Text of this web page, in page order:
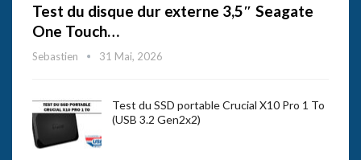
Test du disque dur externe 3,5″ Seagate
One Touch…
Sebastien 31 Mai, 2026
Test du SSD portable Crucial X10 Pro 1 To
(USB 3.2 Gen2x2)